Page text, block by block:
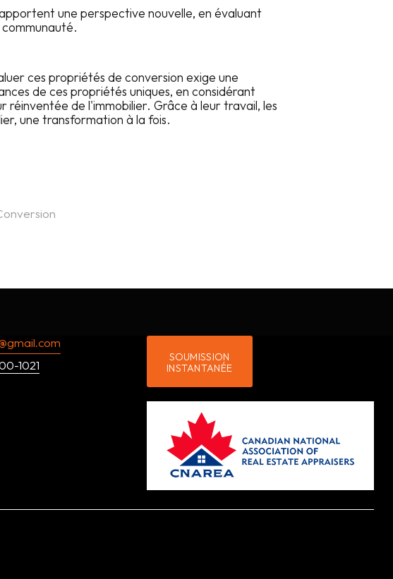
une perspective nouvelle, en évaluant
ces propriétés de conversion exige une
de ces propriétés uniques, en considérant
de l'immobilier. Grâce à leur travail, les
une transformation à la fois.
1021
SOUMISSION
INSTANTANÉE